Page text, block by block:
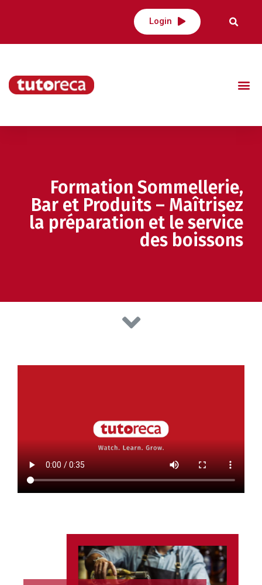
Login
Formation Sommellerie,
Bar et Produits – Maîtrisez
la préparation et le service
des boissons